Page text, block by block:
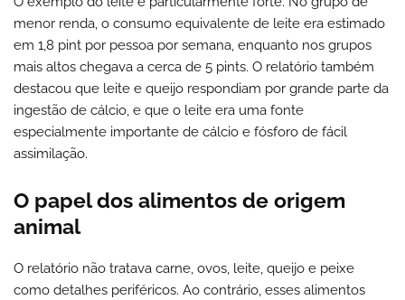
menor renda, o consumo equivalente de leite era estimado
em 1,8 pint por pessoa por semana, enquanto nos grupos
mais altos chegava a cerca de 5 pints. O relatório também
destacou que leite e queijo respondiam por grande parte da
ingestão de cálcio, e que o leite era uma fonte
especialmente importante de cálcio e fósforo de fácil
assimilação.
O papel dos alimentos de origem
animal
O relatório não tratava carne, ovos, leite, queijo e peixe
como detalhes periféricos. Ao contrário, esses alimentos